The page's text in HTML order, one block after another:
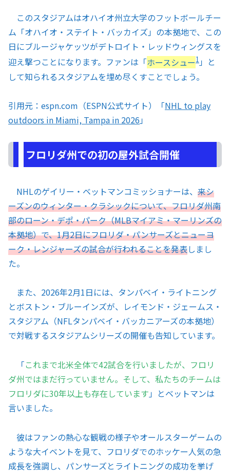
このスタジアムはオハイオ州立大学のフットボールチー
ム「オハイオ・ステイト・バッカイズ」の本拠地で、この
日にブルージャケッツがデトロイト・レッドウィングスを
迎え撃つことになります。ファンは「ホースシュー1」と
して知られるスタジアムを埋め尽くすことでしょう。
引用元：espn.com（ESPN公式サイト）「NHL to play
outdoors in Miami, Tampa in 2026」
フロリダ州での初の屋外試合開催
NHLのゲイリー・ベットマンコミッショナーは、 来シ
ーズンのウィンター・クラシックについて、フロリダ州南
部のローン・デポ・パーク（MLBマイアミ・マーリンズの
本拠地）で、1月2日にフロリダ・パンサーズとニューヨ
ーク・レンジャーズの試合が行われることを発表しまし
た。
また、2026年2月1日には、タンパベイ・ライトニング
とボストン・ブルーインズが、レイモンド・ジェームス・
スタジアム（NFLタンパベイ・バッカニアーズの本拠地）
で対戦するスタジアムシリーズの開催も告知しています。
「これまで北米全体で42試合を行いましたが、フロリ
ダ州ではまだ行っていません。そして、私たちのチームは
フロリダに30年以上も存在しています」とベットマンは
言いました。
彼はファンの熱心な観戦の様子やオールスターゲームの
ような大イベントを見て、フロリダでのホッケー人気の急
成長を強調し、パンサーズとライトニングの成功を挙げ